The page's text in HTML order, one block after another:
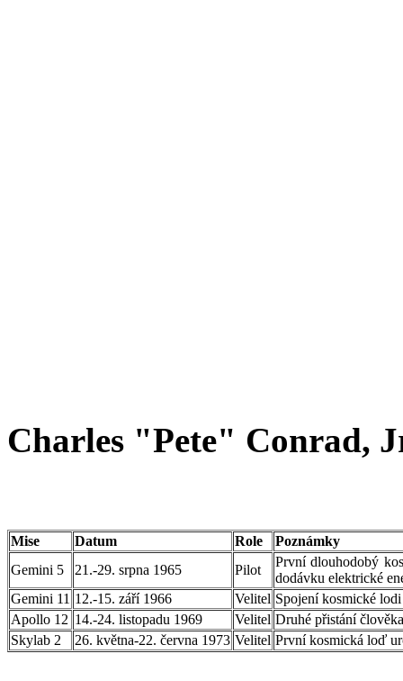
Charles "Pete" Conrad,
Mise Datum Role
Poznámky
Gemini 5
21.-29. srpna 1965 Pilot
První dlouhodobý
dodávku elektrické
Gemini 11 12.-15. září 1966 Velitel Spojení kosmické
Apollo 12 14.-24. listopadu 1969 Velitel Druhé přistání
Skylab 2
26. května-22. června 1973 Velitel První kosmická loď